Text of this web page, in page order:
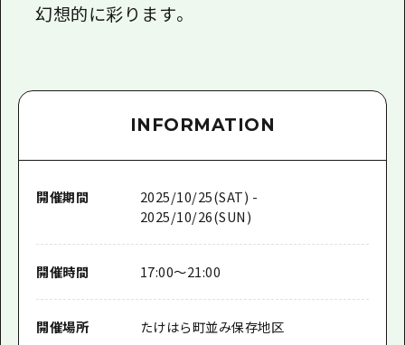
幻想的に彩ります。
INFORMATION
開催期間
2025/10/25(SAT) -
2025/10/26(SUN)
開催時間 17:00～21:00
開催場所 たけはら町並み保存地区